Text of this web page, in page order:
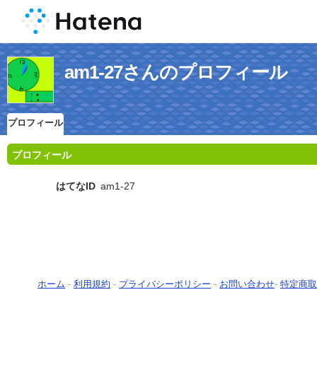
am1-27さんのプロフィール
プロフィール
プロフィール
はてなID am1-27
ホーム - 利用規約 - プライバシーポリシー - お問い合わせ- 特定商